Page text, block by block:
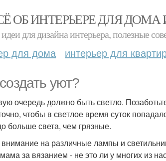
ОБ ИНТЕРЬЕРЕ ДЛЯ ДОМА
для дизайна интерьера, полезные
для дома интерьер для
уют?
очередь должно быть светло.
чтобы в светлое время суток
больше света, чем грязные.
на различные лампы и
за вязанием - не это ли у многих из